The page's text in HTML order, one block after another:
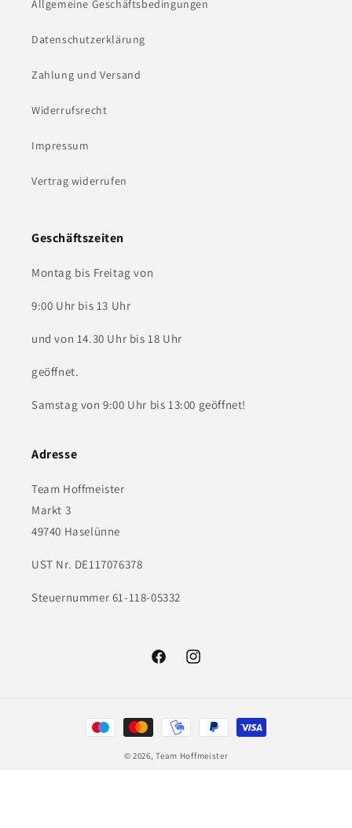
Allgemeine Geschäftsbedingungen
Datenschutzerklärung
Zahlung und Versand
Widerrufsrecht
Impressum
Vertrag widerrufen
Geschäftszeiten
Montag bis Freitag von
9:00 Uhr bis 13 Uhr
und von 14.30 Uhr bis 18 Uhr
geöffnet.
Samstag von 9:00 Uhr bis 13:00 geöffnet!
Adresse
Team Hoffmeister
Markt 3
49740 Haselünne
UST Nr. DE117076378
Steuernummer 61-118-05332
FacebookInstagram
Zahlungsmethoden
© 2026,Team Hoffmeister